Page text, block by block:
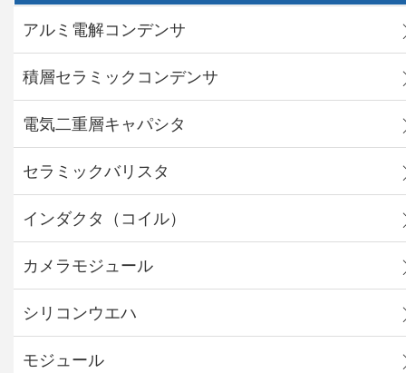
アルミ電解コンデンサ
積層セラミックコンデンサ
電気二重層キャパシタ
セラミックバリスタ
インダクタ（コイル）
カメラモジュール
シリコンウエハ
モジュール